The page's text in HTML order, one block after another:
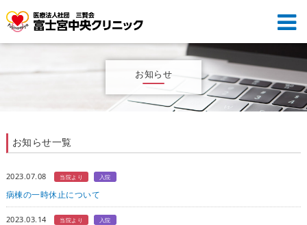
お知らせ
お知らせ一覧
2023.07.08 当院より 入院
病棟の一時休止について
2023.03.14 当院より 入院